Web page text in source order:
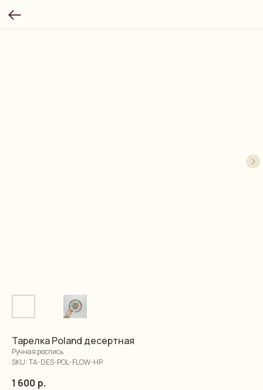
Тарелка Poland десертная
Ручная роспись
SKU:TA-DES-POL-FLOW-HP
1 600 р.